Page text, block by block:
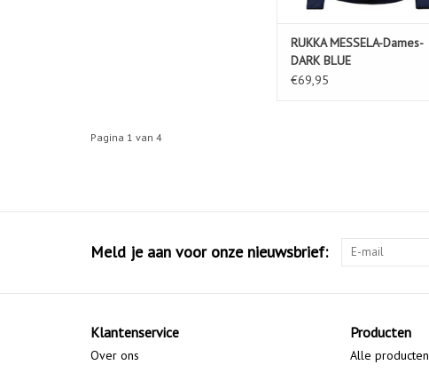
RUKKA MESSELA-Dames-
DARK BLUE
€69,95
Pagina 1 van 4
Meld je aan voor onze nieuwsbrief:
Klantenservice
Over ons
Producten
Alle producten